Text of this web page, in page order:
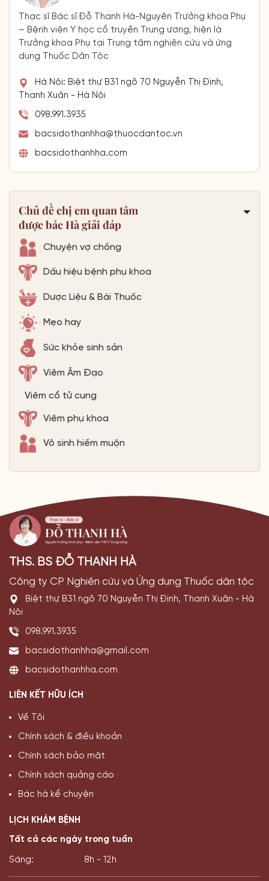
Thạc sĩ Bác sĩ Đỗ Thanh Hà-Nguyên Trưởng khoa Phụ
– Bệnh viện Y học cổ truyền Trung ương, hiện là
Trưởng khoa Phụ tại Trung tâm nghiên cứu và ứng
dụng Thuốc Dân Tộc
Hà Nội: Biệt thự B31 ngõ 70 Nguyễn Thị Định,
Thanh Xuân - Hà Nội
098.991.3935
bacsidothanhha@thuocdantoc.vn
bacsidothanhha.com
Chủ đề chị em quan tâm
được bác Hà giải đáp
Chuyện vợ chồng
Dấu hiệu bệnh phụ khoa
Dược Liệu & Bài Thuốc
Mẹo hay
Sức khỏe sinh sản
Viêm Âm Đạo
Viêm cổ tử cung
Viêm phụ khoa
Vô sinh hiếm muộn
THS. BS ĐỖ THANH HÀ
Công ty CP Nghiên cứu và Ứng dụng Thuốc dân tộc
Biệt thự B31 ngõ 70 Nguyễn Thị Định, Thanh Xuân - Hà
Nội
098.991.3935
bacsidothanhha@gmail.com
bacsidothanhha.com
LIÊN KẾT HỮU ÍCH
Về Tôi
Chính sách & điều khoản
Chính sách bảo mật
Chính sách quảng cáo
Bác hà kể chuyện
LỊCH KHÁM BỆNH
Tất cả các ngày trong tuần
Sáng: 8h - 12h